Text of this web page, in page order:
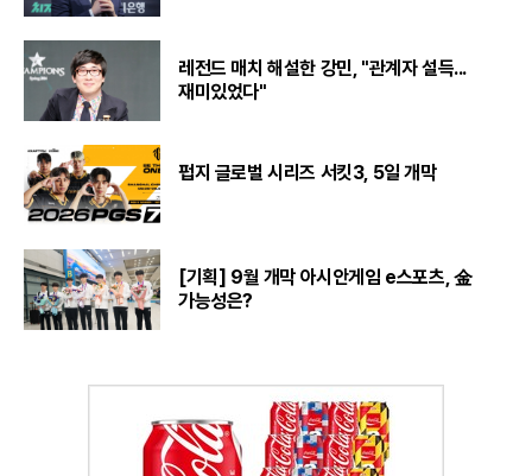
레전드 매치 해설한 강민, "관계자 설득...
재미있었다"
펍지 글로벌 시리즈 서킷3, 5일 개막
[기획] 9월 개막 아시안게임 e스포츠, 金
가능성은?